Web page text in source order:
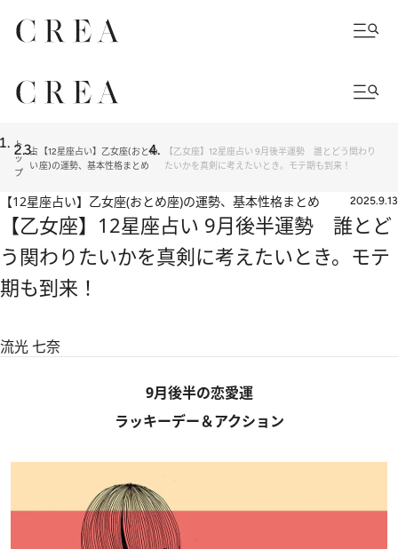
ト
ッ
プ
占
い
【12星座占い】乙女座(おとめ
座)の運勢、基本性格まとめ
【乙女座】12星座占い 9月後半運勢 誰とどう関わり
たいかを真剣に考えたいとき。モテ期も到来！
【12星座占い】乙女座(おとめ座)の運勢、基本性格まとめ 2025.9.13
【乙女座】12星座占い 9月後半運勢 誰とど
う関わりたいかを真剣に考えたいとき。モテ
期も到来！
流光 七奈
9月後半の恋愛運
ラッキーデー＆アクション